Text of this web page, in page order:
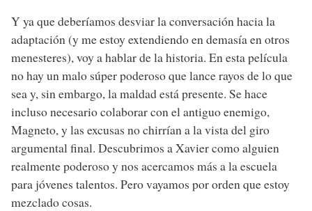
Y ya que deberíamos desviar la conversación hacia la
adaptación (y me estoy extendiendo en demasía en otros
menesteres), voy a hablar de la historia. En esta película
no hay un malo súper poderoso que lance rayos de lo que
sea y, sin embargo, la maldad está presente. Se hace
incluso necesario colaborar con el antiguo enemigo,
Magneto, y las excusas no chirrían a la vista del giro
argumental final. Descubrimos a Xavier como alguien
realmente poderoso y nos acercamos más a la escuela
para jóvenes talentos. Pero vayamos por orden que estoy
mezclado cosas.